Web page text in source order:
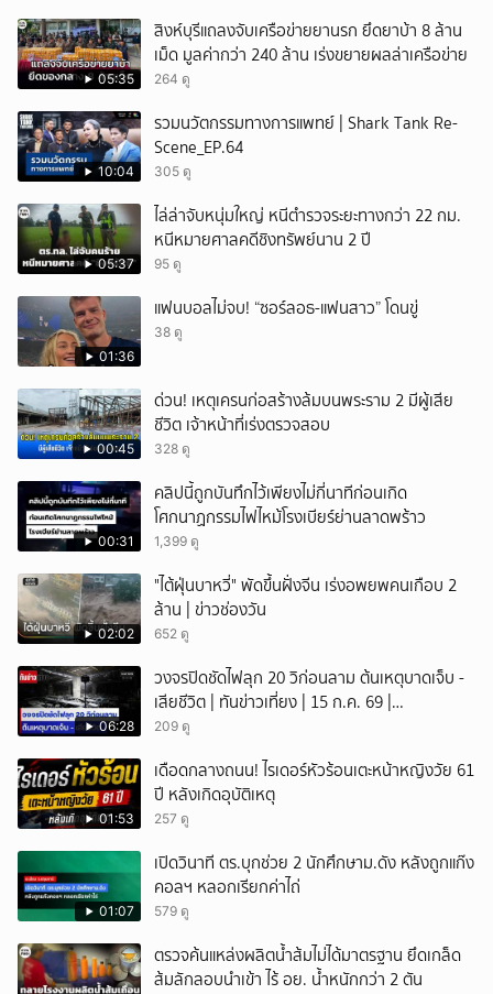
05:35
สิงห์บุรีแถลงจับเครือข่ายยานรก ยึดยาบ้า 8 ล้าน
เม็ด มูลค่ากว่า 240 ล้าน เร่งขยายผลล่าเครือข่าย
264 ดู
10:04
รวมนวัตกรรมทางการแพทย์ | Shark Tank Re-
Scene_EP.64
305 ดู
05:37
ไล่ล่าจับหนุ่มใหญ่ หนีตำรวจระยะทางกว่า 22 กม.
หนีหมายศาลคดีชิงทรัพย์นาน 2 ปี
95 ดู
01:36
แฟนบอลไม่จบ! “ซอร์ลอธ-แฟนสาว” โดนขู่
38 ดู
00:45
ด่วน! เหตุเครนก่อสร้างล้มบนพระราม 2 มีผู้เสีย
ชีวิต เจ้าหน้าที่เร่งตรวจสอบ
328 ดู
00:31
คลิปนี้ถูกบันทึกไว้เพียงไม่กี่นาทีก่อนเกิด
โศกนาฏกรรมไฟไหม้โรงเบียร์ย่านลาดพร้าว
1,399 ดู
02:02
"ไต้ฝุ่นบาหวี่" พัดขึ้นฝั่งจีน เร่งอพยพคนเกือบ 2
ล้าน | ข่าวช่องวัน
652 ดู
06:28
วงจรปิดชัดไฟลุก 20 วิก่อนลาม ต้นเหตุบาดเจ็บ -
เสียชีวิต | ทันข่าวเที่ยง | 15 ก.ค. 69 |
NationTV22
209 ดู
01:53
เดือดกลางถนน! ไรเดอร์หัวร้อนเตะหน้าหญิงวัย 61
ปี หลังเกิดอุบัติเหตุ
257 ดู
01:07
เปิดวินาที ตร.บุกช่วย 2 นักศึกษาม.ดัง หลังถูกแก๊ง
คอลฯ หลอกเรียกค่าไถ่
579 ดู
ตรวจค้นแหล่งผลิตน้ำส้มไม่ได้มาตรฐาน ยึดเกล็ด
ส้มลักลอบนำเข้า ไร้ อย. น้ำหนักกว่า 2 ตัน